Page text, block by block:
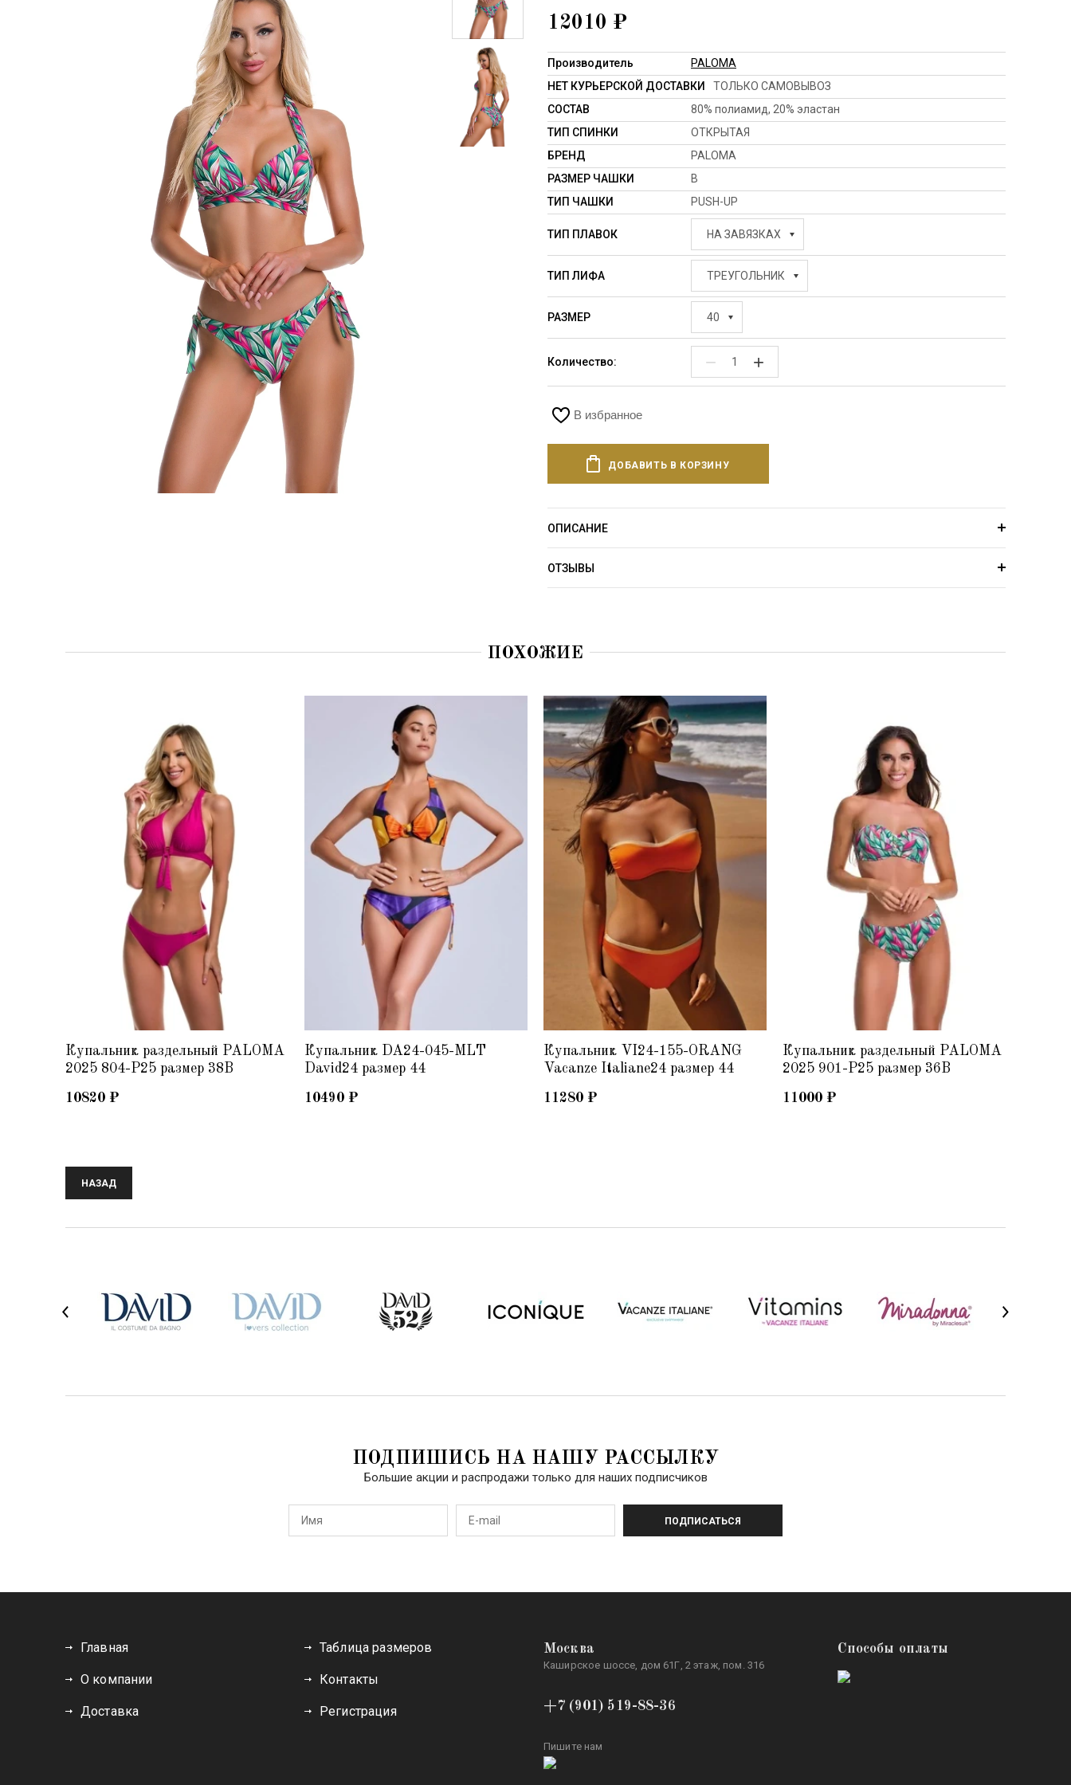
12010 ₽
Производитель
PALOMA
НЕТ КУРЬЕРСКОЙ ДОСТАВКИ
ТОЛЬКО САМОВЫВОЗ
СОСТАВ
80% полиамид, 20% эластан
ТИП СПИНКИ
ОТКРЫТАЯ
БРЕНД
PALOMA
РАЗМЕР ЧАШКИ
B
ТИП ЧАШКИ
PUSH-UP
ТИП ПЛАВОК НА ЗАВЯЗКАХ
ТИП ЛИФА ТРЕУГОЛЬНИК
РАЗМЕР 40
Количество: − +
В избранное
ДОБАВИТЬ В КОРЗИНУ
ОПИСАНИЕ
ОТЗЫВЫ
ПОХОЖИЕ
Купальник раздельный PALOMA
2025 804-P25 размер 38B
10820 ₽
Купальник DA24-045-MLT
David24 размер 44
10490 ₽
Купальник VI24-155-ORANG
Vacanze Italiane24 размер 44
11280 ₽
Купальник раздельный PALOMA
2025 901-P25 размер 36B
11000 ₽
НАЗАД
ПОДПИШИСЬ НА НАШУ РАССЫЛКУ
Большие акции и распродажи только для наших подписчиков
ПОДПИСАТЬСЯ
Главная
О компании
Доставка
Таблица размеров
Контакты
Регистрация
Москва
Каширское шоссе, дом 61Г, 2 этаж, пом. 316
+7 (901) 519-88-36
Пишите нам
Способы оплаты